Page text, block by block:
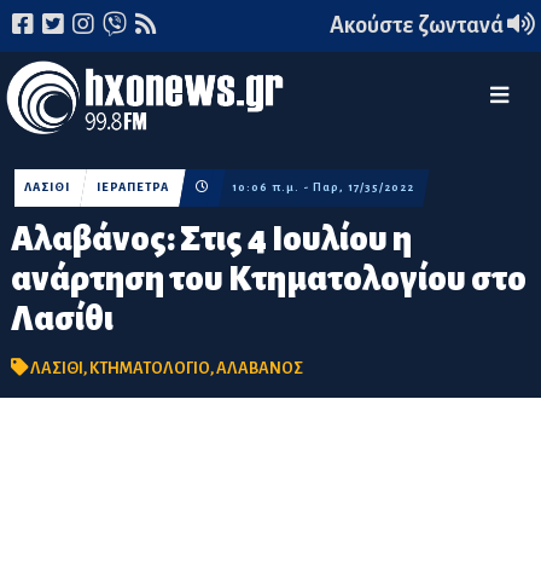
Ακούστε ζωντανά
Αλαβάνος: Στις 4 Ιουλίου η
ανάρτηση του Κτηματολογίου στο
Λασίθι
ΛΑΣΙΘΙ ΙΕΡΑΠΕΤΡΑ 10:06 π.μ. - Παρ, 17/35/2022
ΛΑΣΙΘΙ, ΚΤΗΜΑΤΟΛΟΓΙΟ,ΑΛΑΒΑΝΟΣ